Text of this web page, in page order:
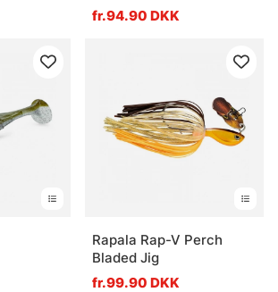
fr.94.90 DKK
4.7 ud af 5 stjernerRapala Rap-V Perch
Bladed Jig
fr.99.90 DKK